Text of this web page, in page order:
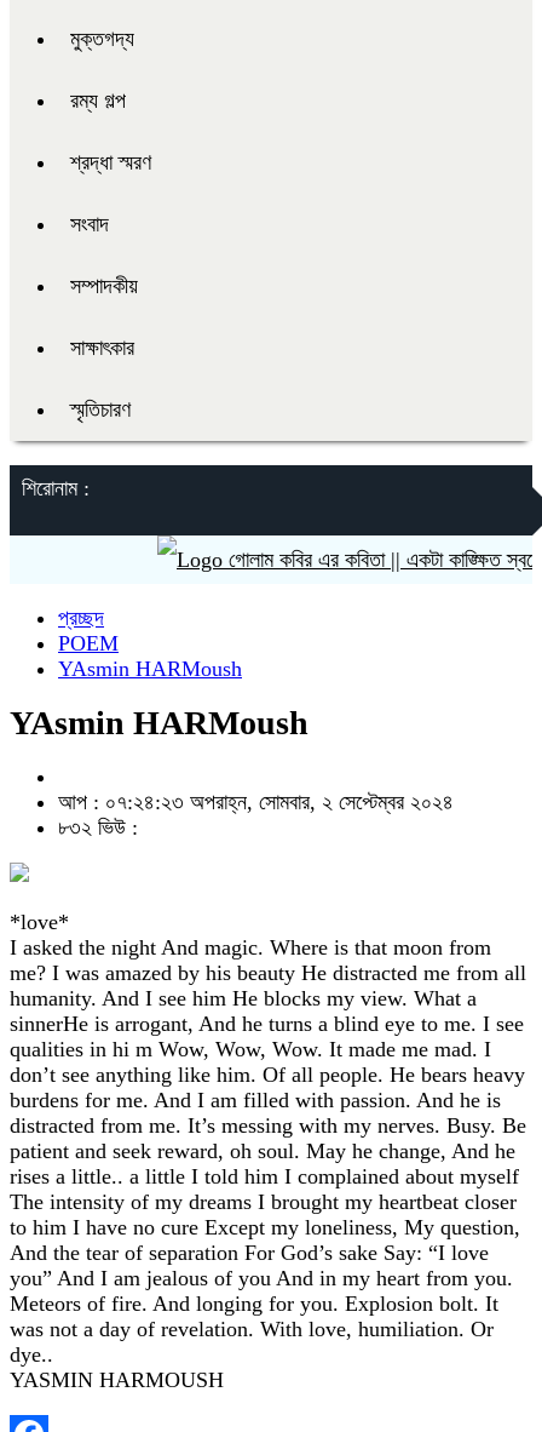
মুক্তগদ্য
রম্য গল্প
শ্রদ্ধা স্মরণ
সংবাদ
সম্পাদকীয়
সাক্ষাৎকার
স্মৃতিচারণ
শিরোনাম :
গোলাম কবির এর কবিতা || একটা কাঙ্ক্ষিত স্বপ্নের
প্রচ্ছদ
POEM
YAsmin HARMoush
YAsmin HARMoush
আপ : ০৭:২৪:২৩ অপরাহ্ন, সোমবার, ২ সেপ্টেম্বর ২০২৪
৮৩২ ভিউ :
*love*
I asked the night And magic. Where is that moon from
me? I was amazed by his beauty He distracted me from all
humanity. And I see him He blocks my view. What a
sinnerHe is arrogant, And he turns a blind eye to me. I see
qualities in hi m Wow, Wow, Wow. It made me mad. I
don’t see anything like him. Of all people. He bears heavy
burdens for me. And I am filled with passion. And he is
distracted from me. It’s messing with my nerves. Busy. Be
patient and seek reward, oh soul. May he change, And he
rises a little.. a little I told him I complained about myself
The intensity of my dreams I brought my heartbeat closer
to him I have no cure Except my loneliness, My question,
And the tear of separation For God’s sake Say: “I love
you” And I am jealous of you And in my heart from you.
Meteors of fire. And longing for you. Explosion bolt. It
was not a day of revelation. With love, humiliation. Or
dye..
YASMIN HARMOUSH